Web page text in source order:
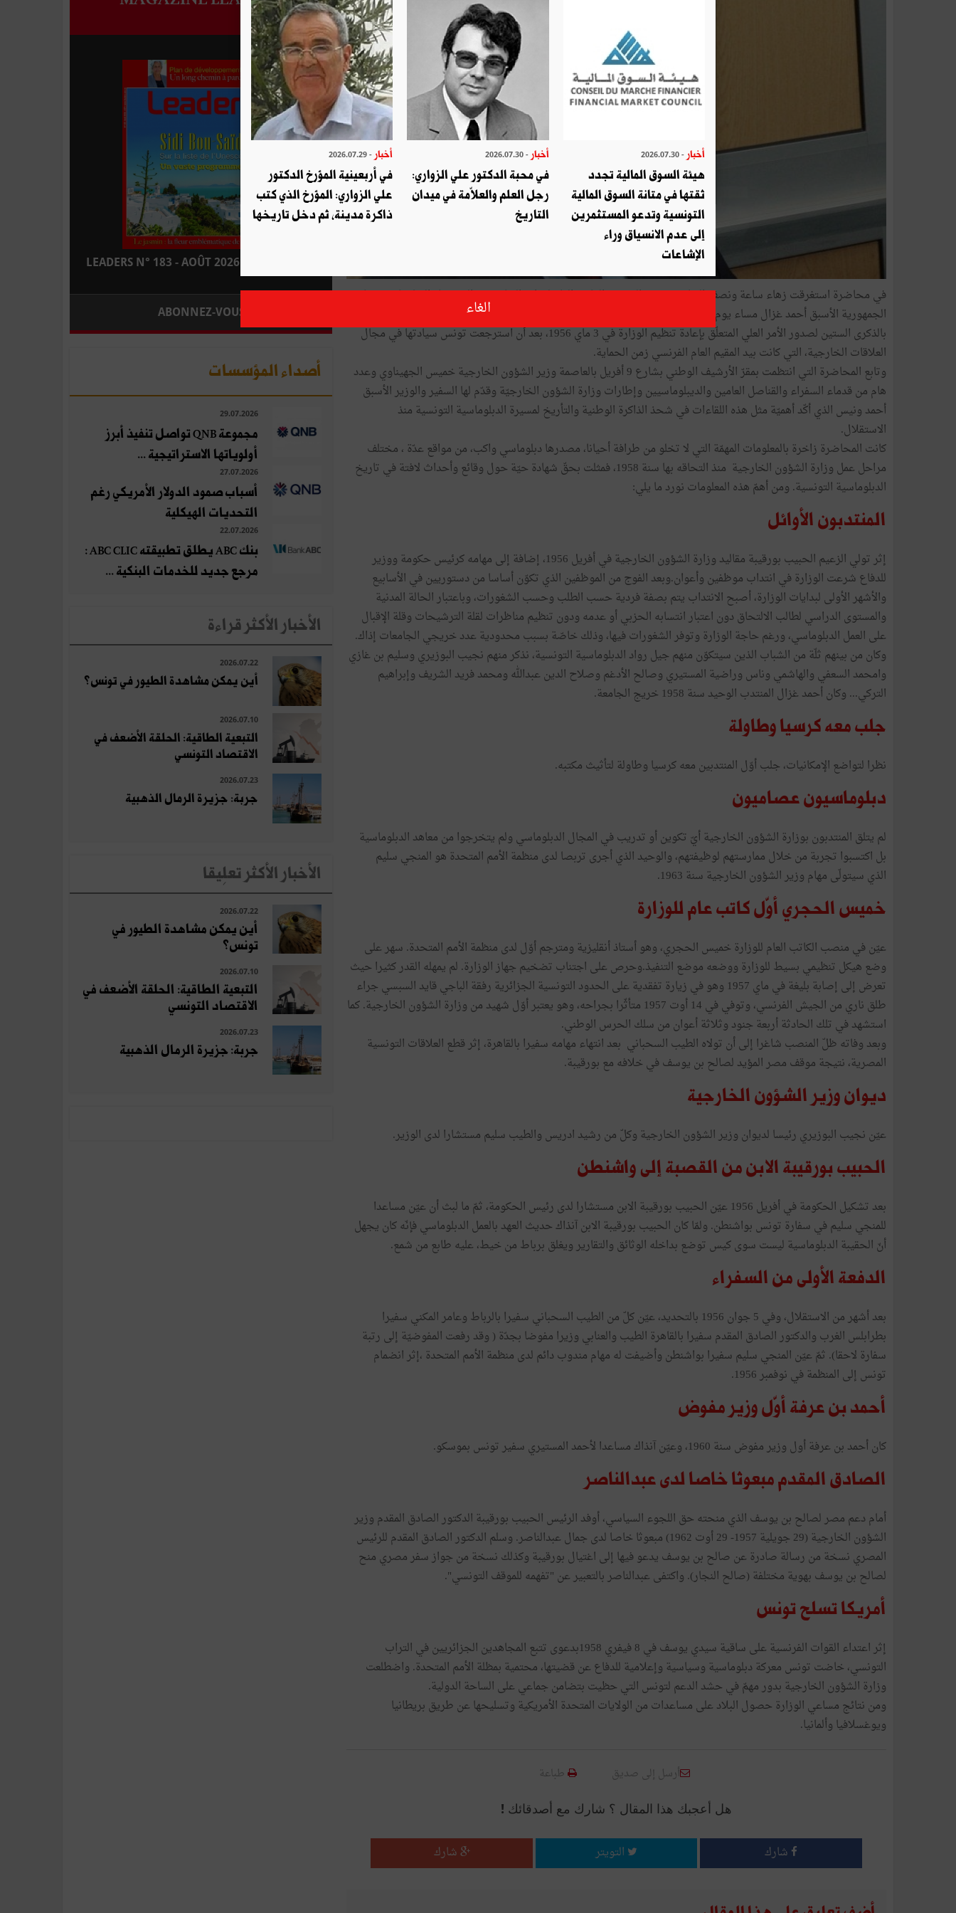
في محاضرة استغرقت زهاء ساعة ونصف الساعة تحدّث السفير والكاتب العام لوزارة الخارجية والمستشار الدبلوماسي برئاسة
الجمهورية الأسبق أحمد غزال مساء يوم الثلاثاء 21 جوان 2016 عن بدايات وزارة الشؤون الخارجيّة، وذلك بمناسبة الاحتفال
بالذكرى الستين لصدور الأمر العلي المتعلّق بإعادة تنظيم الوزارة في 3 ماي 1956، بعد أن استرجعت تونس سيادتها في مجال
العلاقات الخارجية، التي كانت بيد المقيم العام الفرنسي زمن الحماية.
وتابع المحاضرة التي انتظمت بمقرّ الأرشيف الوطني بشارع 9 أفريل بالعاصمة وزير الشؤون الخارجية خميس الجهيناوي وعدد
هام من قدماء السفراء والقناصل العامين والديبلوماسيين وإطارات وزارة الشؤون الخارجيّة وقدّم لها السفير والوزير الأسبق
أحمد ونيس الذي أكّد أهميّة مثل هذه اللقاءات في شحذ الذاكرة الوطنية والتأريخ لمسيرة الدبلوماسية التونسية منذ
الاستقلال.
كانت المحاضرة زاخرة بالمعلومات المهمّة التي لا تخلو من طرافة أحيانا، مصدرها دبلوماسي واكب، من مواقع عدّة ، مختلف
مراحل عمل وزارة الشؤون الخارجية منذ التحاقه بها سنة 1958، فمثلت بحقّ شهادة حيّة حول وقائع وأحداث لافتة في تاريخ
الدبلوماسية التونسية. ومن أهمّ هذه المعلومات نورد ما يلي:
المنتدبون الأوائل
إثر تولي الزعيم الحبيب بورقيبة مقاليد وزارة الشؤون الخارجية في أفريل 1956، إضافة إلى مهامه كرئيس حكومة ووزير
للدفاع شرعت الوزارة في انتداب موظفين وأعوان.وبعد الفوج من الموظفين الذي تكوّن أساسا من دستوريين في الأسابيع
والأشهر الأولى لبدايات الوزارة، أصبح الانتداب يتم بصفة فردية حسب الطلب وحسب الشغورات، وباعتبار الحالة المدنية
والمستوى الدراسي لطالب الالتحاق دون اعتبار انتسابه الحزبي أو عدمه ودون تنظيم مناظرات لقلة الترشيحات وقلة الإقبال
على العمل الدبلوماسي، ورغم حاجة الوزارة وتوفر الشغورات فيها، وذلك خاصّة بسبب محدودية عدد خريجي الجامعات إذاك.
وكان من بينهم ثلّة من الشباب الذين سيتكوّن منهم جيل رواد الدبلوماسية التونسية، نذكر منهم نجيب البوزيري وسليم بن غازي
وامحمد السعفي والهاشمي وناس وراضية المستيري وصالح الأدغم وصلاح الدين عبدالله ومحمد فريد الشريف وإبراهيم
التركي... وكان أحمد غزال المنتدب الوحيد سنة 1958 خريج الجامعة.
جلب معه كرسيا وطاولة
نظرا لتواضع الإمكانيات، جلب أوّل المنتدبين معه كرسيا وطاولة لتأثيث مكتبه.
دبلوماسيون عصاميون
لم يتلق المنتدبون بوزارة الشؤون الخارجية أيّ تكوين أو تدريب في المجال الدبلوماسي ولم يتخرجوا من معاهد الدبلوماسية
بل اكتسبوا تجربة من خلال ممارستهم لوظيفتهم، والوحيد الذي أجرى تربصا لدى منظمة الأمم المتحدة هو المنجي سليم
الذي سيتولّى مهام وزير الشؤون الخارجية سنة 1963.
خميس الحجري أوّل كاتب عام للوزارة
عيّن في منصب الكاتب العام للوزارة خميس الحجري، وهو أستاذ أنقليزية ومترجم أوّل لدى منظمة الأمم المتحدة. سهر على
وضع هيكل تنظيمي بسيط للوزارة ووضعه موضع التنفيذ.وحرص على اجتناب تضخيم جهاز الوزارة. لم يمهله القدر كثيرا حيث
تعرض إلى إصابة بليغة في ماي 1957 وهو في زيارة تفقدية على الحدود التونسية الجزائرية رفقة الباجي قايد السبسي جراء
طلق ناري من الجيش الفرنسي، وتوفي في 14 أوت 1957 متأثّرا بجراحه، وهو يعتبر أوّل شهيد من وزارة الشؤون الخارجية. كما
استشهد في تلك الحادثة أربعة جنود وثلاثة أعوان من سلك الحرس الوطني.
وبعد وفاته ظلّ المنصب شاغرا إلى أن تولاه الطيب السحباني بعد انتهاء مهامه سفيرا بالقاهرة، إثر قطع العلاقات التونسية
المصرية، نتيجة موقف مصر المؤيد لصالح بن يوسف في خلافه مع بورقيبة.
ديوان وزير الشؤون الخارجية
عيّن نجيب البوزيري رئيسا لديوان وزير الشؤون الخارجية وكلّ من رشيد ادريس والطيب سليم مستشارا لدى الوزير.
الحبيب بورقيبة الابن من القصبة إلى واشنطن
بعد تشكيل الحكومة في أفريل 1956 عيّن الحبيب بورقيبة الابن مستشارا لدى رئيس الحكومة، ثمّ ما لبث أن عيّن مساعدا
للمنجي سليم في سفارة تونس بواشنطن. ولمّا كان الحبيب بورقيبة الابن آنذاك حديث العهد بالعمل الدبلوماسي فإنّه كان يجهل
أنّ الحقيبة الدبلوماسية ليست سوى كيس توضع بداخله الوثائق والتقارير ويغلق برباط من خيط، عليه طابع من شمع.
الدفعة الأولى من السفراء
بعد أشهر من الاستقلال، وفي 5 جوان 1956 بالتحديد، عيّن كلّ من الطيب السحباني سفيرا بالرباط وعامر المكني سفيرا
بطرابلس الغرب والدكتور الصادق المقدم سفيرا بالقاهرة الطيب والعنابي وزيرا مفوضا بجدّة ( وقد رفعت المفوضيّة إلى رتبة
سفارة لاحقا). ثمّ عيّن المنجي سليم سفيرا بواشنطن وأضيفت له مهام مندوب دائم لدى منظمة الأمم المتحدة ،إثر انضمام
تونس إلى المنظمة في نوفمبر 1956.
أحمد بن عرفة أوّل وزير مفوض
كان أحمد بن عرفة أول وزير مفوض سنة 1960، وعيّن آنذاك مساعدا لأحمد المستيري سفير تونس بموسكو.
الصادق المقدم مبعوثا خاصا لدى عبدالناصر
أمام دعم مصر لصالح بن يوسف الذي منحته حق اللجوء السياسي، أوفد الرئيس الحبيب بورقيبة الدكتور الصادق المقدم وزير
الشؤون الخارجية (29 جويلية 1957- 29 أوت 1962) مبعوثا خاصا لدى جمال عبدالناصر. وسلم الدكتور الصادق المقدم للرئيس
المصري نسخة من رسالة صادرة عن صالح بن يوسف يدعو فيها إلى اغتيال بورقيبة وكذلك نسخة من جواز سفر مصري منح
لصالح بن يوسف بهوية مختلفة (صالح النجار). واكتفى عبدالناصر بالتعبير عن "تفهمه للموقف التونسي".
أمريكا تسلح تونس
إثر اعتداء القوات الفرنسية على ساقية سيدي يوسف في 8 فيفري 1958بدعوى تتبع المجاهدين الجزائريين في التراب
التونسي، خاضت تونس معركة دبلوماسية وسياسية وإعلامية للدفاع عن قضيتها، محتمية بمظلة الأمم المتحدة. واضطلعت
وزارة الشؤون الخارجية بدور مهمّ في حشد الدعم لتونس التي حظيت بتضامن جماعي على الساحة الدولية.
ومن نتائج مساعي الوزارة حصول البلاد على مساعدات من الولايات المتحدة الأمريكية وتسليحها عن طريق بريطانيا
ويوغسلافيا وألمانيا.
أرسل إلى صديق طباعة
هل أعجبك هذا المقال ؟ شارك مع أصدقائك !
شارك التويتر شارك
LEADERS N° 183 - AOÛT 2026 : EN KIOSQUE
ABONNEZ-VOUS
أصداء المؤسسات
29.07.2026
مجموعة QNB تواصل تنفيذ أبرز
أولوياتها الاستراتيجية ...
27.07.2026
أسباب صمود الدولار الأمريكي رغم
التحديات الهيكلية
22.07.2026
بنك ABC يطلق تطبيقته ABC CLIC :
مرجع جديد للخدمات البنكية ...
الأخبار الأكثر قراءة
2026.07.22
أين يمكن مشاهدة الطيور في تونس؟
2026.07.10
التبعية الطاقية: الحلقة الأضعف في
الاقتصاد التونسي
2026.07.23
جربة: جزيرة الرمال الذهبية
الأخبار الأكثر تعلِيقا
2026.07.22
أين يمكن مشاهدة الطيور في
تونس؟
2026.07.10
التبعية الطاقية: الحلقة الأضعف في
الاقتصاد التونسي
2026.07.23
جربة: جزيرة الرمال الذهبية
أخبار - 2026.07.30
هيئة السوق المالية تجدد
ثقتها في متانة السوق المالية
التونسية وتدعو المستثمرين
إلى عدم الانسياق وراء
الإشاعات
أخبار - 2026.07.30
في محبة الدكتور علي الزواري:
رجل العلم والعلاّمة في ميدان
التاريخ
أخبار - 2026.07.29
في أربعينية المؤرخ الدكتور
علي الزواري: المؤرخ الذي كتب
ذاكرة مدينة، ثم دخل تاريخها
الغاء